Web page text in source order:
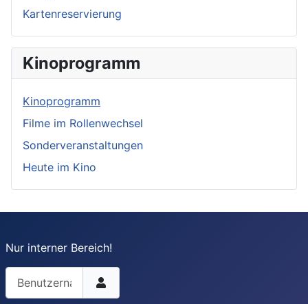
Kartenreservierung
Kinoprogramm
Kinoprogramm
Filme im Rollenwechsel
Sonderveranstaltungen
Heute im Kino
Nur interner Bereich!